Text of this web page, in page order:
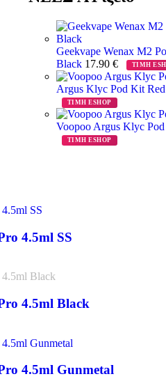
Geekvape Wenax M2
Black 17.90 € ΤΙΜΗ
Argus Klyc Pod Kit
ΤΙΜΗ ESHOP
Voopoo Argus Klyc
ΤΙΜΗ ESHOP
4.5ml SS
4.5ml Black
4.5ml Gunmetal